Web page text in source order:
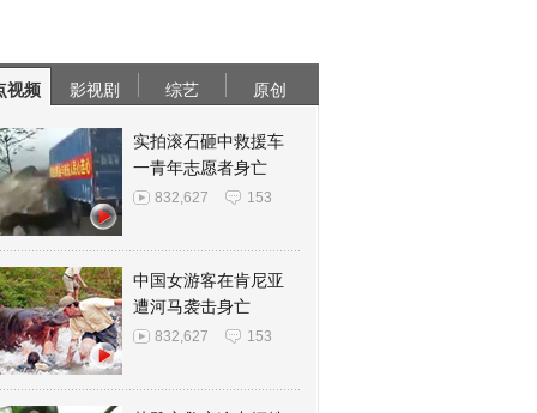
视频 影视剧 综艺 原创
实拍滚石砸中救援车
一青年志愿者身亡
832,627 153
中国女游客在肯尼亚
遭河马袭击身亡
832,627 153